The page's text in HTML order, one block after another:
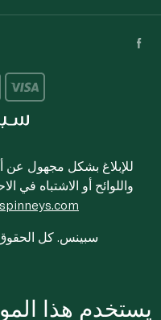
للإبلاغ بشكل مجهول عن
واللوائح أو الاشتباه في
© 2020-2026 سبينس. كل
يستخدم هذا